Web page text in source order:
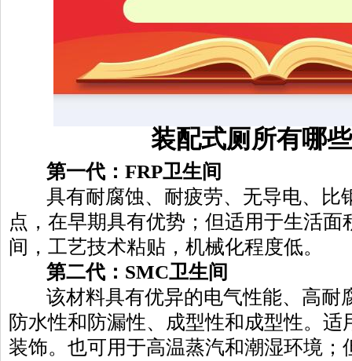
装配式厕所有哪
第一代：FRP卫生间
具有耐腐蚀、耐疲劳、无导电、比
点，在早期具有优势；但适用于生活面
间，工艺技术粘贴，机械化程度低。
第二代：SMC卫生间
该材料具有优异的电气性能、高耐
防水性和防漏性、成型性和成型性。
装饰。也可用于高温蒸汽和潮湿环境；